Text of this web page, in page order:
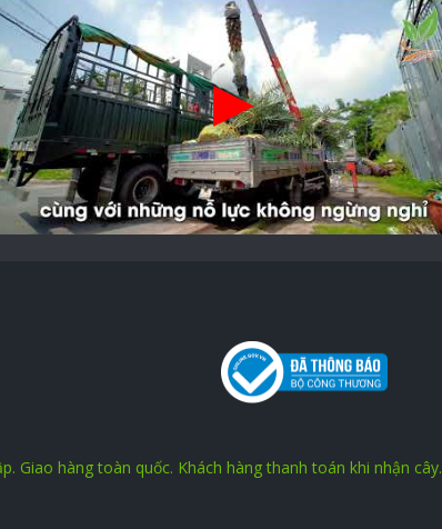
Giao hàng toàn quốc. Khách hàng thanh toán khi nhận cây.